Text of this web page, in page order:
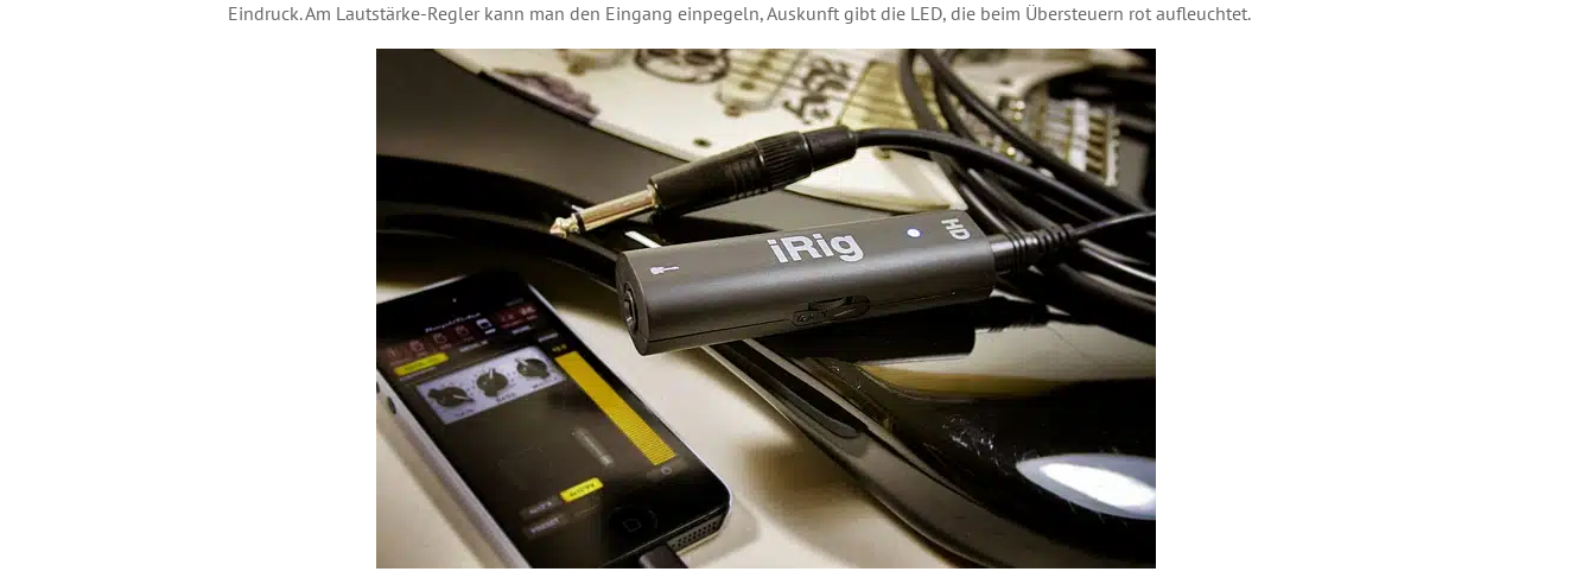
Eindruck. Am Lautstärke-Regler kann man den Eingang einpegeln, Auskunft gibt die LED, die beim Übersteuern rot aufleuchtet.